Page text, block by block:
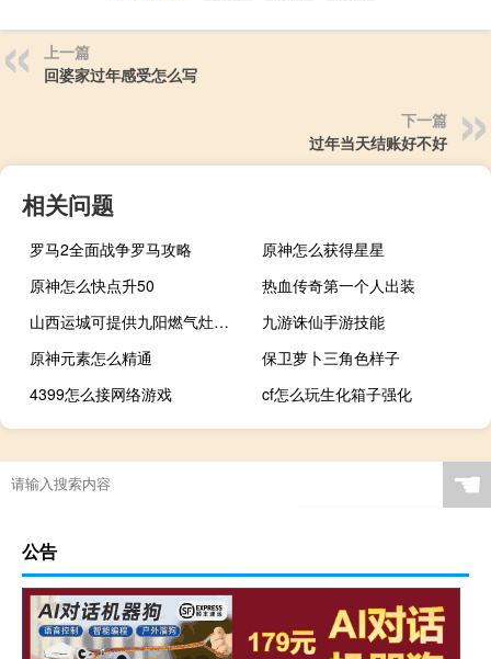
上一篇
回婆家过年感受怎么写
下一篇
过年当天结账好不好
相关问题
罗马2全面战争罗马攻略
原神怎么获得星星
原神怎么快点升50
热血传奇第一个人出装
山西运城可提供九阳燃气灶维修服务地址在哪
九游诛仙手游技能
原神元素怎么精通
保卫萝卜三角色样子
4399怎么接网络游戏
cf怎么玩生化箱子强化
☚
公告